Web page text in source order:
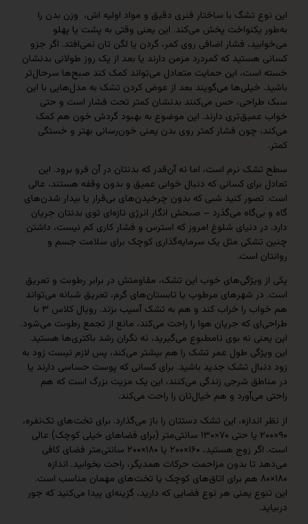
تشگ با ساختار فنری دقیق و مواد اولیه اش، وزن بدن را
پخش می‌کند. این یعنی وقتی به پشت یا پهلو
فشار اضافی روی کمر، گردن یا لگن تان نمی‌افتد. اگر جزو
که کمردرد مزمن دارند یا بعد از یک روز طولانی بدنشان
این حمایت متعادل می‌تواند کمک کند صبح‌ها سرحال‌تر
خیلی‌ها می‌گویند بعد از عوض کردن تشک به مدل‌هایی با این
حس می‌کنند بدنشان کمتر تحت فشار است و حتی
دارند. این موضوع به بهبود گردش خون هم کمک
چون فشار کمتر روی بدن یعنی خون‌رسانی بهتر و خستگی
نرم است، اما نه آن‌قدر که بدنتان در آن فرو برود. این
کسانی که دنبال خوابی عمیق و بدون وقفه هستند، عالی
کنید شبی که بدون چرخیدن‌های بی‌قرار یا بیدار شدن‌های
می‌گذرد – صبحش انگار انرژی تازه‌ای توی بدنتان جریان
دنیای شلوغ امروز که استرس و فشار کاری کم نیست، داشتن
مثل یک سرمایه‌گذاری کوچک برای سلامت جسم و
است.
ویژگی‌های خوب این تشک، مقاومتش در برابر رطوبت و تعریق
شهرهای مرطوب یا تابستان‌های گرم، تعریق شبانه می‌تواند
هم خواب را خراب کند و هم به تشک آسیب بزند. رویال کلاس ۳ با
که جریان هوا را راحت می‌کند، مانع از تجمع رطوبت می‌شود.
نه بوی نامطبوع می‌گیرید، نه نگران رشد باکتری‌ها هستید.
طول عمر تشک را هم بیشتر می‌کند، پس لازم نیست زود به
تشک جدید باشید. برای کسانی که پوست حساسی دارند یا
شرجی زندگی می‌کنند، این یک مزیت بزرگ است که هم
و هم خیال‌تان را راحت می‌کند.
این تشک دستتان را باز می‌گذارد. برای تخت‌های تک‌نفره،
۹۰×۲۰۰ یا حتی ۷۰×۱۳۰ سانتی‌متر (برای فضاهای خیلی کوچک) عالی
است. اگر زوج هستید، ۱۶۰×۲۰۰ یا ۱۸۰×۲۰۰ سانتی‌متر فضای کافی
بدون مزاحمت حرکات همدیگر، راحت بخوابید. اندازه
۱۸۰×۸۰ هم برای اتاق‌های کوچک یا تخت‌های مهمان مناسب است.
یعنی هر نوع فضایی که دارید، گزینه‌ای پیدا می‌کنید که جور